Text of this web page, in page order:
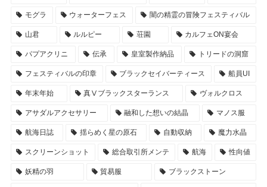
モグラ ウォーターフェス 闇の精霊の冒険フェスティバル
山君 ルルピー 荘園 カルフェON宴会
パプアクリニ 伝承 皇室製作納品 トリードの洞窟
フェスティバルの印章 ブラックセイバーティース 船員UI
年末年始 真Ⅴブラックスターランス ヴォルクロス
アサダルアクセサリー 融和した想いの結晶 マノス服
航海日誌 揺らめく星の原石 自動収納 魔力水晶
スクリーンショット 総合取引所メンテ 航海 性向値
妖精の羽 貿易服 ブラックストーン